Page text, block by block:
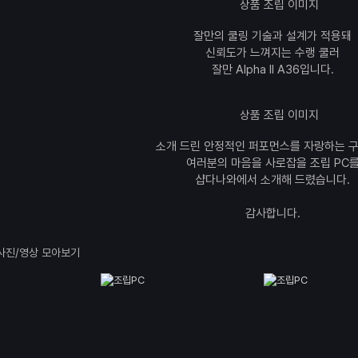
잘만의 쿨링 기술과 설계가 적용돼
신뢰도가 느껴지는 수랭 쿨러
잘만 Alpha II A36입니다.
소개 드린 안정적인 퍼포먼스를 자랑하는
여러분의 마음을 사로잡을 조립 PC를
샵다나와에서 소개해 드렸습니다.
감사합니다.
진/영상 모아보기